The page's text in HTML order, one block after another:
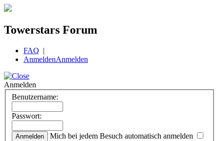
Towerstars Forum
FAQ |
AnmeldenAnmelden
Anmelden
Benutzername:
Passwort:
Mich bei jedem Besuch automatisch anmelden